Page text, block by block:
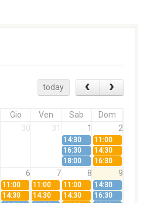
today
Gio Ven Sab
Dom
30 31 1 2
14:30
11:00
16:30
14:30
18:00
16:30
6 7 8 9
11:00 11:00 11:00
14:30
14:30 14:30 14:30
16:30